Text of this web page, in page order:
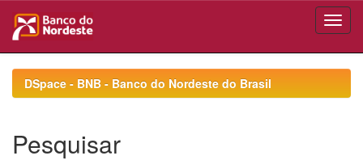
navigationDSpace - BNB - Banco do Nordeste do Brasil
Pesquisar